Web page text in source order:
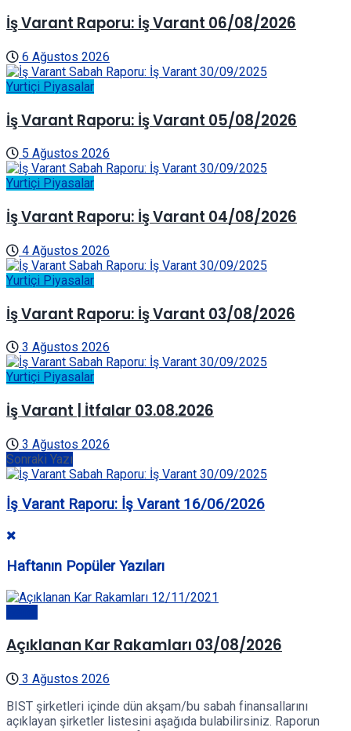
İş Varant Raporu: İş Varant 06/08/2026
6 Ağustos 2026
Yurtiçi Piyasalar
İş Varant Raporu: İş Varant 05/08/2026
5 Ağustos 2026
Yurtiçi Piyasalar
İş Varant Raporu: İş Varant 04/08/2026
4 Ağustos 2026
Yurtiçi Piyasalar
İş Varant Raporu: İş Varant 03/08/2026
3 Ağustos 2026
Yurtiçi Piyasalar
İş Varant | İtfalar 03.08.2026
3 Ağustos 2026
Sonraki Yazı
İş Varant Raporu: İş Varant 16/06/2026
Haftanın Popüler Yazıları
Açıklanan Kar Rakamları 03/08/2026
3 Ağustos 2026
BIST şirketleri içinde dün akşam/bu sabah finansallarını
açıklayan şirketler listesini aşağıda bulabilirsiniz. Raporun